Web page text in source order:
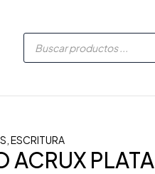
,ESCRITURA
ACRUX PLATA